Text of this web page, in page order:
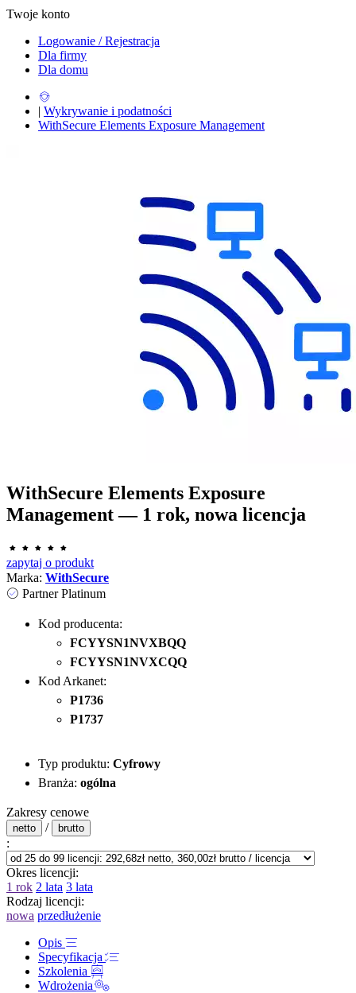
Twoje konto
Logowanie / Rejestracja
Dla firmy
Dla domu
| Wykrywanie i podatności
WithSecure Elements Exposure Management
WithSecure Elements Exposure
Management — 1 rok, nowa licencja
zapytaj o produkt
Marka: WithSecure
Partner Platinum
Kod producenta:
FCYYSN1NVXBQQ
FCYYSN1NVXCQQ
Kod Arkanet:
P1736
P1737
Typ produktu: Cyfrowy
Branża: ogólna
Zakresy cenowe
netto / brutto
:
Okres licencji:
1 rok 2 lata 3 lata
Rodzaj licencji:
nowa przedłużenie
Opis
Specyfikacja
Szkolenia
Wdrożenia